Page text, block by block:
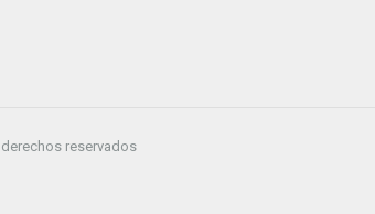
derechos reservados